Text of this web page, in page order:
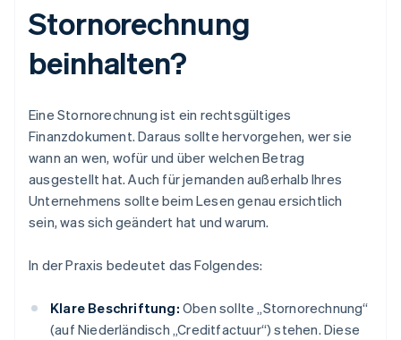
Stornorechnung
beinhalten?
Eine Stornorechnung ist ein rechtsgültiges
Finanzdokument. Daraus sollte hervorgehen, wer sie
wann an wen, wofür und über welchen Betrag
ausgestellt hat. Auch für jemanden außerhalb Ihres
Unternehmens sollte beim Lesen genau ersichtlich
sein, was sich geändert hat und warum.
In der Praxis bedeutet das Folgendes:
Klare Beschriftung: Oben sollte „Stornorechnung“
(auf Niederländisch „Creditfactuur“) stehen. Diese